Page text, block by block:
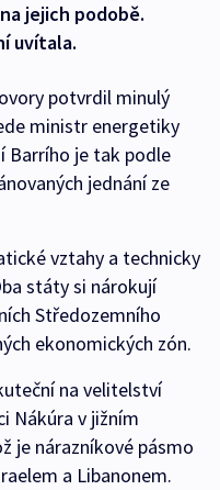
jejich podobě.
uvítala.
potvrdil minulý
ministr energetiky
Barrího je tak podle
jednání ze
vztahy a technicky
státy si nárokují
Středozemního
ekonomických zón.
na velitelství
Nákúra v jižním
je nárazníkové pásmo
a Libanonem.